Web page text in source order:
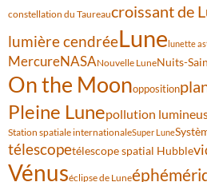
constellation du Taureaucroissant de
lumière cendréeLunelunette
MercureNASANouvelle LuneNuits-
On the Moonopposition
Pleine Lunepollution
Station spatiale internationaleSuper Lune
télescopetélescope spatial Hubble
Vénuséclipse de Lune